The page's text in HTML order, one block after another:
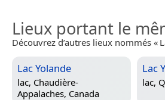
Lieux portant le
Découvrez d’autres lieux nommés «
Lac Yolande
lac, Chaudière-
Appalaches, Canada
Lac
lac,